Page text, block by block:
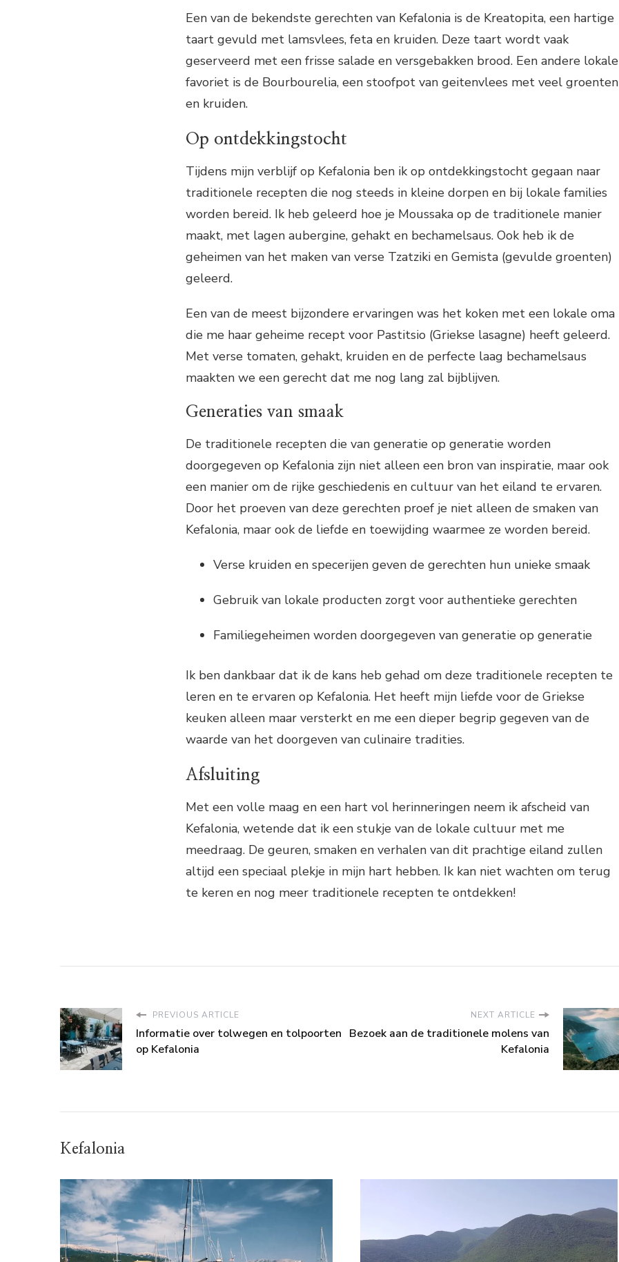
Een van de bekendste gerechten van Kefalonia is de Kreatopita, een hartige
taart gevuld met lamsvlees, feta en kruiden. Deze taart wordt vaak
geserveerd met een frisse salade en versgebakken brood. Een andere lokale
favoriet is de Bourbourelia, een stoofpot van geitenvlees met veel groenten
en kruiden.
Op ontdekkingstocht
Tijdens mijn verblijf op Kefalonia ben ik op ontdekkingstocht gegaan naar
traditionele recepten die nog steeds in kleine dorpen en bij lokale families
worden bereid. Ik heb geleerd hoe je Moussaka op de traditionele manier
maakt, met lagen aubergine, gehakt en bechamelsaus. Ook heb ik de
geheimen van het maken van verse Tzatziki en Gemista (gevulde groenten)
geleerd.
Een van de meest bijzondere ervaringen was het koken met een lokale oma
die me haar geheime recept voor Pastitsio (Griekse lasagne) heeft geleerd.
Met verse tomaten, gehakt, kruiden en de perfecte laag bechamelsaus
maakten we een gerecht dat me nog lang zal bijblijven.
Generaties van smaak
De traditionele recepten die van generatie op generatie worden
doorgegeven op Kefalonia zijn niet alleen een bron van inspiratie, maar ook
een manier om de rijke geschiedenis en cultuur van het eiland te ervaren.
Door het proeven van deze gerechten proef je niet alleen de smaken van
Kefalonia, maar ook de liefde en toewijding waarmee ze worden bereid.
Verse kruiden en specerijen geven de gerechten hun unieke smaak
Gebruik van lokale producten zorgt voor authentieke gerechten
Familiegeheimen worden doorgegeven van generatie op generatie
Ik ben dankbaar dat ik de kans heb gehad om deze traditionele recepten te
leren en te ervaren op Kefalonia. Het heeft mijn liefde voor de Griekse
keuken alleen maar versterkt en me een dieper begrip gegeven van de
waarde van het doorgeven van culinaire tradities.
Afsluiting
Met een volle maag en een hart vol herinneringen neem ik afscheid van
Kefalonia, wetende dat ik een stukje van de lokale cultuur met me
meedraag. De geuren, smaken en verhalen van dit prachtige eiland zullen
altijd een speciaal plekje in mijn hart hebben. Ik kan niet wachten om terug
te keren en nog meer traditionele recepten te ontdekken!
PREVIOUS ARTICLE
Informatie over tolwegen en tolpoorten
op Kefalonia
NEXT ARTICLE
Bezoek aan de traditionele molens van
Kefalonia
Kefalonia